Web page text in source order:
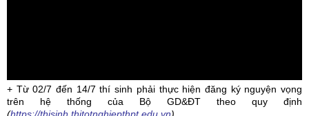
+ Từ 02/7 đến 14/7 thí sinh phải thực hiện đăng ký nguyện vọng
trên hệ thống của Bộ GD&ĐT theo quy định